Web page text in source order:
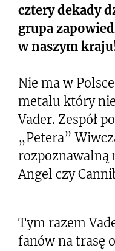
cztery dekady
grupa
w naszym
Nie ma w
metalu który
Vader. Zespół
„Petera”
rozpoznawalną
Angel czy
Tym razem
fanów na trasę